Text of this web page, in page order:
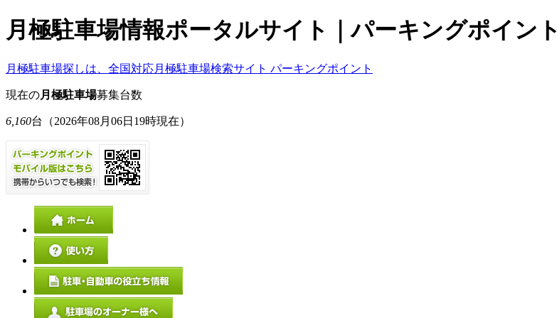
月極駐車場情報ポータルサイト｜パーキングポイント
月極駐車場探しは、全国対応月極駐車場検索サイト パーキングポイント
現在の月極駐車場募集台数
6,160台 （2026年08月06日19時現在）